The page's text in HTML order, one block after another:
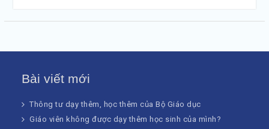
Bài viết mới
Thông tư dạy thêm, học thêm của Bộ Giáo dục
Giáo viên không được dạy thêm học sinh của mình?